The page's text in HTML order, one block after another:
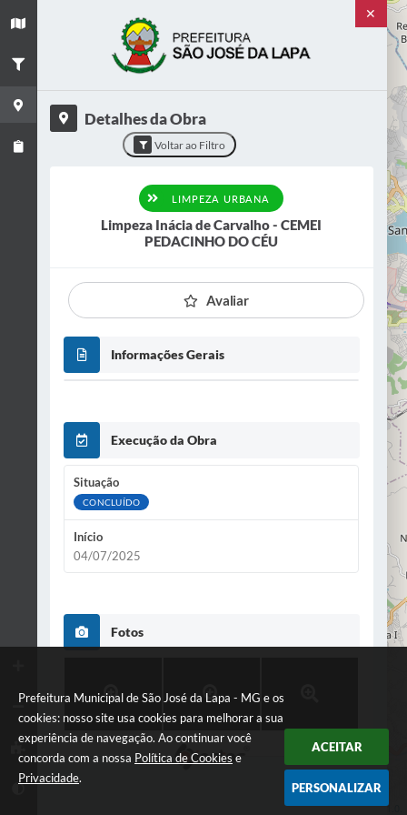
Prefeitura Municipal de São José da Lapa - MG e os
cookies: nosso site usa cookies para melhorar a sua
experiência de navegação. Ao continuar você
concorda com a nossa Política de Cookies e
Privacidade.
ACEITAR
PERSONALIZAR
2
CÉU
OpenStreetMapcontributors,ODbL 1.0.
✕
Detalhes da Obra
Voltar ao Filtro
LIMPEZA URBANA
Limpeza Inácia de Carvalho - CEMEI
PEDACINHO DO CÉU
Avaliar
Informações Gerais
Execução da Obra
Situação
CONCLUÍDO
Início
04/07/2025
Fotos